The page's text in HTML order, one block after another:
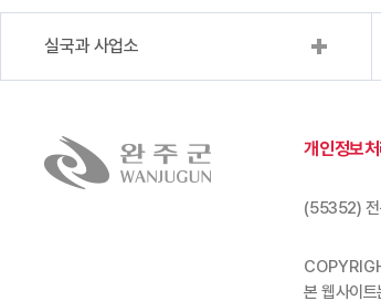
실국과 사업소
개인정보
(55352) 전
본 웹사이